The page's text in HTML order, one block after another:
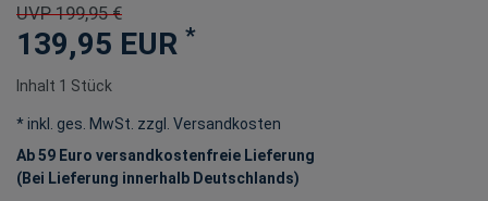
UVP 199,95 €
139,95 EUR *
Inhalt 1 Stück
* inkl. ges. MwSt. zzgl.
Versandkosten
Ab 59 Euro versandkostenfreie Lieferung
(Bei Lieferung innerhalb Deutschlands)